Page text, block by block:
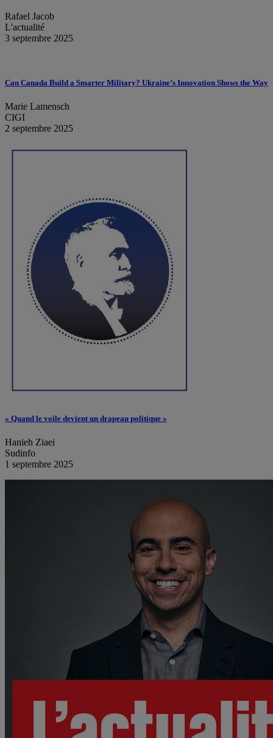
Rafael Jacob
L'actualité
3 septembre 2025
Can Canada Build a Smarter Military? Ukraine’s Innovation Shows the Way
Marie Lamensch
CIGI
2 septembre 2025
« Quand le voile devient un drapeau politique »
Hanieh Ziaei
Sudinfo
1 septembre 2025